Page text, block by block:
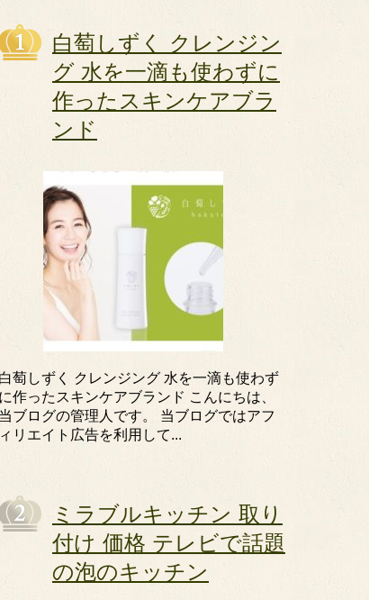
白萄しずく クレンジン
グ 水を一滴も使わずに
作ったスキンケアブラ
ンド
白萄しずく クレンジング 水を一滴も使わず
に作ったスキンケアブランド こんにちは、
当ブログの管理人です。 当ブログではアフ
ィリエイト広告を利用して...
ミラブルキッチン 取り
付け 価格 テレビで話題
の泡のキッチン